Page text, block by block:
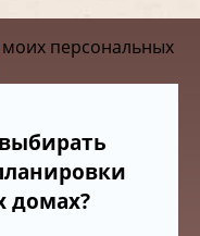
персональных
домах?